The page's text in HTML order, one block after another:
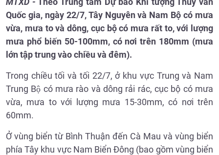
Quốc gia, ngày 22/7, Tây Nguyên và Nam Bộ có mưa
vừa, mưa to và dông, cục bộ có mưa rất to, với lượng
mưa phổ biến 50-100mm, có nơi trên 180mm (mưa
lớn tập trung vào chiều và đêm).
Trong chiều tối và tối 22/7, ở khu vực Trung và Nam
Trung Bộ có mưa rào và dông rải rác, cục bộ có mưa
vừa, mưa to với lượng mưa 15-30mm, có nơi trên
60mm.
Ở vùng biển từ Bình Thuận đến Cà Mau và vùng biển
phía Tây khu vực Nam Biển Đông (bao gồm vùng biển